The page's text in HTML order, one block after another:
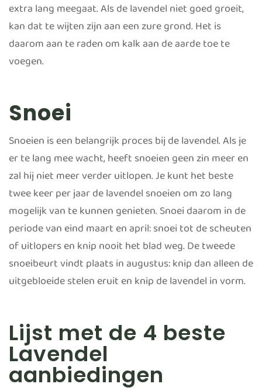
extra lang meegaat. Als de lavendel niet goed groeit,
kan dat te wijten zijn aan een zure grond. Het is
daarom aan te raden om kalk aan de aarde toe te
voegen.
Snoei
Snoeien is een belangrijk proces bij de lavendel. Als je
er te lang mee wacht, heeft snoeien geen zin meer en
zal hij niet meer verder uitlopen. Je kunt het beste
twee keer per jaar de lavendel snoeien om zo lang
mogelijk van te kunnen genieten. Snoei daarom in de
periode van eind maart en april: snoei tot de scheuten
of uitlopers en knip nooit het blad weg. De tweede
snoeibeurt vindt plaats in augustus: knip dan alleen de
uitgebloeide stelen eruit en knip de lavendel in vorm.
Lijst met de 4 beste
Lavendel
aanbiedingen